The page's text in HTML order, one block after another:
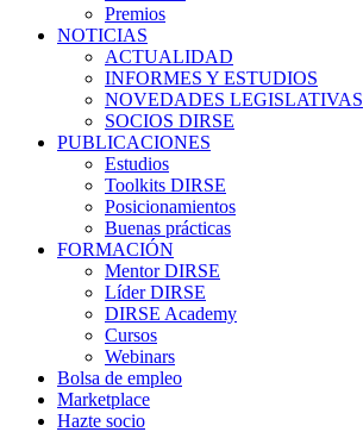
Premios
NOTICIAS
ACTUALIDAD
INFORMES Y ESTUDIOS
NOVEDADES LEGISLATIVAS
SOCIOS DIRSE
PUBLICACIONES
Estudios
Toolkits DIRSE
Posicionamientos
Buenas prácticas
FORMACIÓN
Mentor DIRSE
Líder DIRSE
DIRSE Academy
Cursos
Webinars
Bolsa de empleo
Marketplace
Hazte socio